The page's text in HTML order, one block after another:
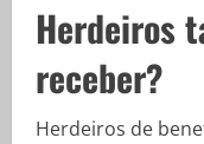
Herdeiros
receber?
Herdeiros de